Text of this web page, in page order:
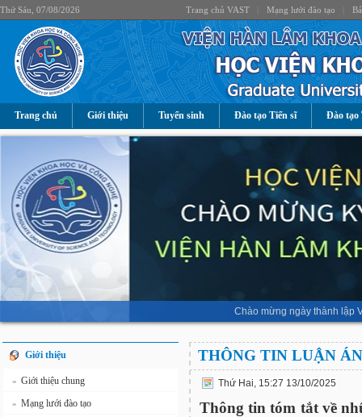
Thứ Sáu, 07/08/2026 Trang chủ VAST Mạng lưới đào tạo
Trang chủ Giới thiệu Tuyển sinh Đào tạo Tiến sĩ Đào tạo
Chào mừng ngày thành lập
Giới thiệu
» Giới thiệu chung
» Mạng lưới đào tạo
THÔNG TIN LUẬN ÁN
Thứ Hai, 15:27 13/10/2025
Thông tin tóm tắt về